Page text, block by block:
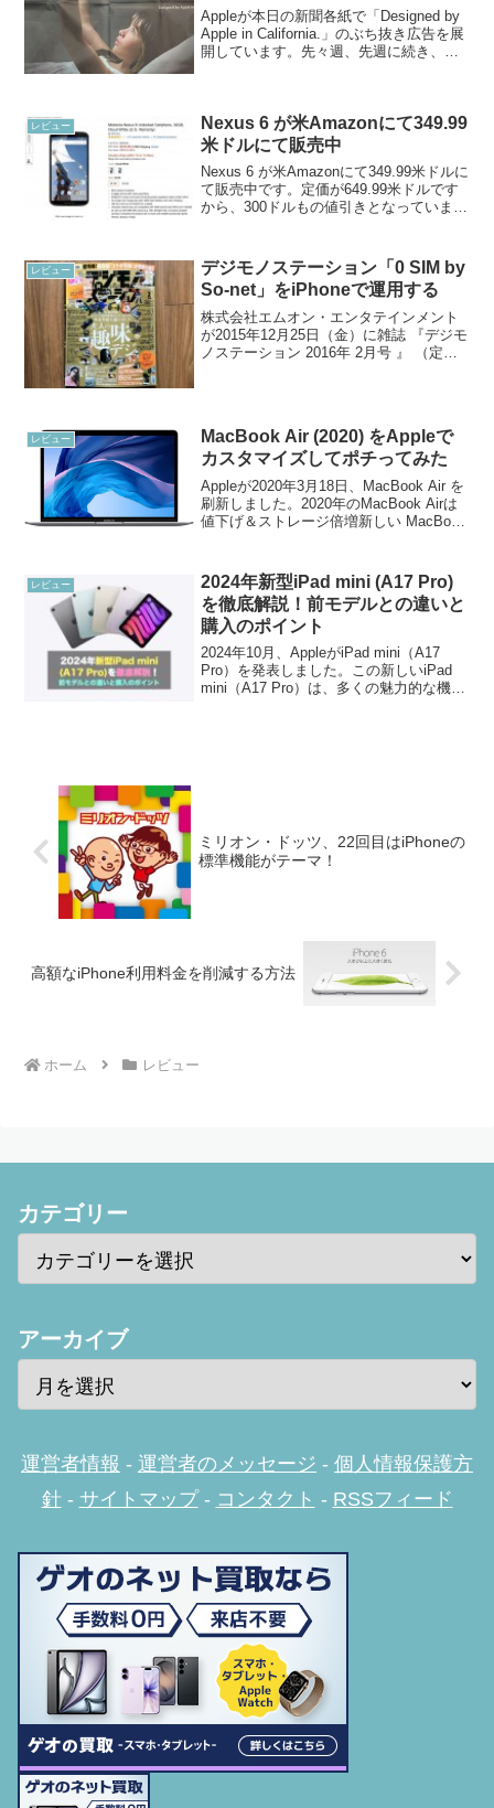
れています
Appleが本日の新聞各紙で「Designed by
Apple in California.」のぶち抜き広告を展
開しています。先々週、先週に続き、今
レビュー
Nexus 6 が米Amazonにて349.99
米ドルにて販売中
Nexus 6 が米Amazonにて349.99米ドルに
て販売中です。定価が649.99米ドルです
から、300ドルもの値引きとなっていま
を今...
レビュー
デジモノステーション「0 SIM by
So-net」をiPhoneで運用する
株式会社エムオン・エンタテインメント
が2015年12月25日（金）に雑誌 『デジモ
ノステーション 2016年 2月号 』 （定価
レビュー
MacBook Air (2020) をAppleで
カスタマイズしてポチってみた
Appleが2020年3月18日、MacBook Air を
刷新しました。2020年のMacBook Airは
値下げ＆ストレージ倍増新しい MacBook
格が9...
レビュー
2024年新型iPad mini (A17 Pro)
を徹底解説！前モデルとの違いと
購入のポイント
2024年10月、AppleがiPad mini（A17
Pro）を発表しました。この新しいiPad
mini（A17 Pro）は、多くの魅力的な機能
ミリオン・ドッツ、22回目はiPhoneの
標準機能がテーマ！
高額なiPhone利用料金を削減する方法
ホーム レビュー
カテゴリー
アーカイブ
運営者情報 - 運営者のメッセージ - 個人情報保護方
針- サイトマップ- コンタクト - RSSフィード